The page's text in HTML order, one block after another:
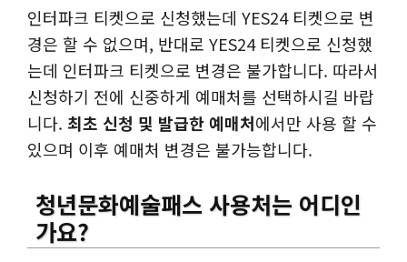
인터파크 티켓으로 신청했는데 YES24 티켓으로 변
경은 할 수 없으며, 반대로 YES24 티켓으로 신청했
는데 인터파크 티켓으로 변경은 불가합니다. 따라서
신청하기 전에 신중하게 예매처를 선택하시길 바랍
니다. 최초 신청 및 발급한 예매처에서만 사용 할 수
있으며 이후 예매처 변경은 불가능합니다.
청년문화예술패스 사용처는 어디인
가요?